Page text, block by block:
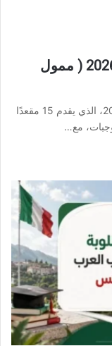
برنامج القيادة الدولي في إيطاليا 2026 ( ممول
تعرف على برنامج القيادة الدولي في إيطاليا 2026، الذي يقدم 15 مقعدًا
مع…